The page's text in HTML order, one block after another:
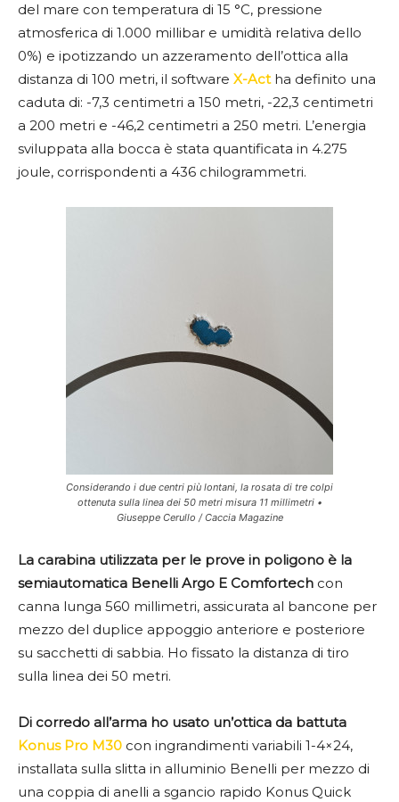
del mare con temperatura di 15 °C, pressione
atmosferica di 1.000 millibar e umidità relativa dello
0%) e ipotizzando un azzeramento dell’ottica alla
distanza di 100 metri, il software X-Actha definito una
caduta di: -7,3 centimetri a 150 metri, -22,3 centimetri
a 200 metri e -46,2 centimetri a 250 metri. L’energia
sviluppata alla bocca è stata quantificata in 4.275
joule, corrispondenti a 436 chilogrammetri.
Considerando i due centri più lontani, la rosata di tre colpi
ottenuta sulla linea dei 50 metri misura 11 millimetri •
Giuseppe Cerullo / Caccia Magazine
La carabina utilizzata per le prove in poligono è la
semiautomatica Benelli Argo E Comfortech con
canna lunga 560 millimetri, assicurata al bancone per
mezzo del duplice appoggio anteriore e posteriore
su sacchetti di sabbia. Ho fissato la distanza di tiro
sulla linea dei 50 metri.
Di corredo all’arma ho usato un’ottica da battuta
Konus Pro M30 con ingrandimenti variabili 1-4×24,
installata sulla slitta in alluminio Benelli per mezzo di
una coppia di anelli a sgancio rapido Konus Quick